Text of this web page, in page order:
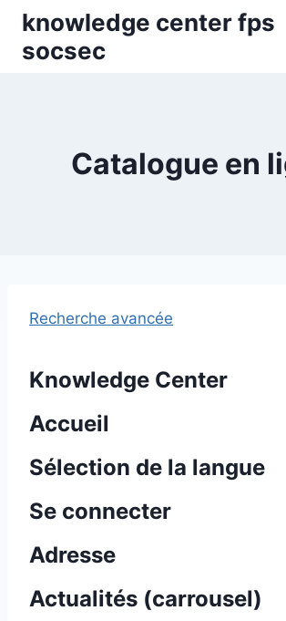
Skip
content
knowledge center fps
socsec
Catalogue en
Recherche avancée
Knowledge Center
Accueil
Sélection de la langue
Se connecter
Adresse
Actualités (carrousel)